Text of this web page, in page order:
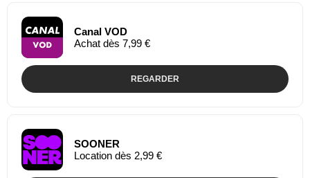
Canal VOD
Achat dès 7,99 €
REGARDER
SOONER
Location dès 2,99 €